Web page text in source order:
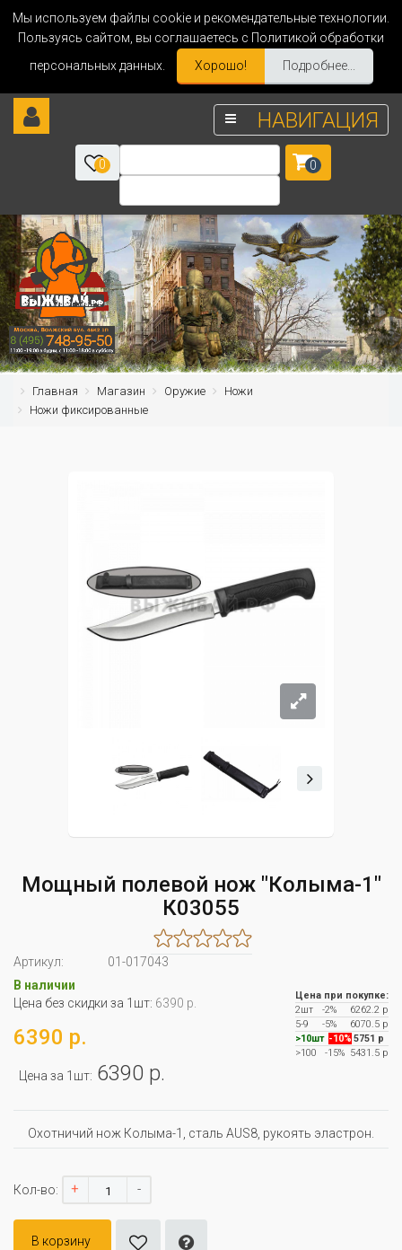
Мы используем файлы cookie и рекомендательные технологии.
Пользуясь сайтом, вы соглашаетесь с Политикой обработки
персональных данных.
Хорошо! Подробнее...
НАВИГАЦИЯ
0 0
Главная Магазин Оружие
Ножи
Ножи фиксированные
Мощный полевой нож "Колыма-1"
К03055
Артикул:
01-017043
В наличии
Цена без скидки за 1шт: 6390 р.
6390 р.
Цена за 1шт: 6390 р.
Цена при покупке:
2шт
-2%
6262.2 р
5-9
-5%
6070.5 р
>10шт -10% 5751 р
>100
-15% 5431.5 р
Охотничий нож Колыма-1, сталь AUS8, рукоять эластрон.
Кол-во: + -
В корзину